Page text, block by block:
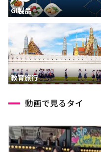
GI製品
教育旅行
動画で見るタイ